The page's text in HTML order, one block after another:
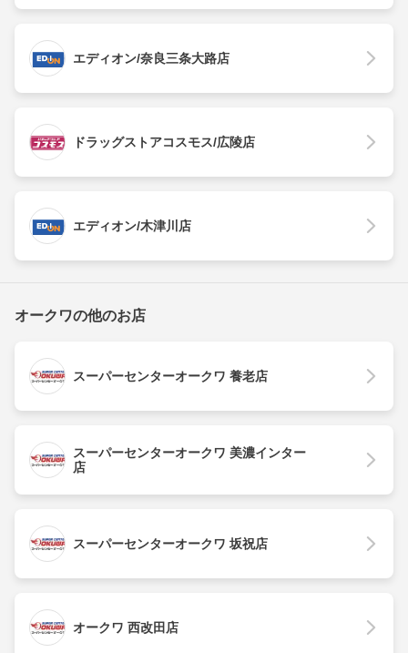
エディオン/奈良三条大路店
ドラッグストアコスモス/広陵店
エディオン/木津川店
オークワの他のお店
スーパーセンターオークワ 養老店
スーパーセンターオークワ 美濃インター
店
スーパーセンターオークワ 坂祝店
オークワ 西改田店